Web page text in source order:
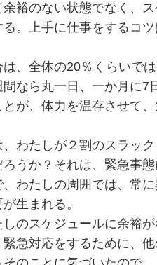
裕のない状態でなく、
る。上手に仕事をするコ
、全体の20％くらいで
間なら丸一日、一か月に
が、体力を温存させて
わたしが２割のスラッ
うか？それは、緊急事
、わたしの周囲では、常
生まれる。
のスケジュールに余裕
緊急対応をするために、